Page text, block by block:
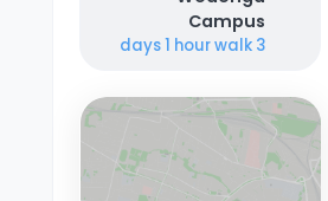
Campus
3 days 1 hour
walk